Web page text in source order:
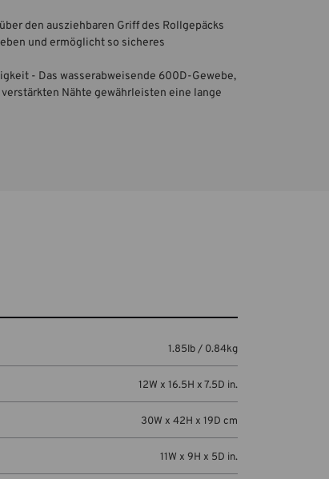
den ausziehbaren Griff des Rollgepäcks
und ermöglicht so sicheres
- Das wasserabweisende 600D-Gewebe,
Nähte gewährleisten eine lange
1.85lb / 0.84kg
12W x 16.5H x 7.5D in.
30W x 42H x 19D cm
11W x 9H x 5D in.